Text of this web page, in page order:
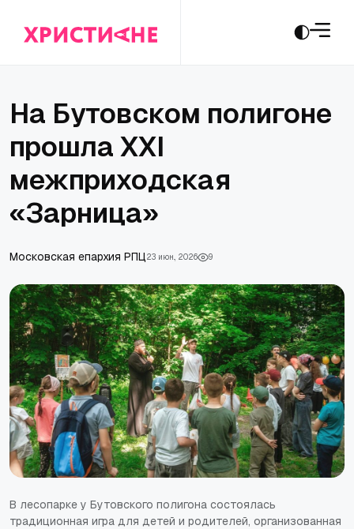
На Бутовском полигоне
прошла XXI
межприходская
«Зарница»
Московская епархия РПЦ23 июн., 2026 9
В лесопарке у Бутовского полигона состоялась
традиционная игра для детей и родителей, организованная